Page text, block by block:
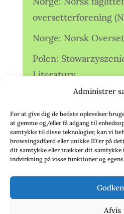
Administrer
For at give dig de bedste oplevelser
at gemme og/eller få adgang til
samtykke til disse teknologier, kan vi
browsingadfærd eller unikke ID'er på
dit samtykke eller trækker dit samtykke
indvirkning på visse funktioner og
Afvis
oversetterforening
Norge: Norsk
Polen:
Literatury
Storbritannien:
Association (TA)
Sverige:
Sverige:
deutschsprachiger